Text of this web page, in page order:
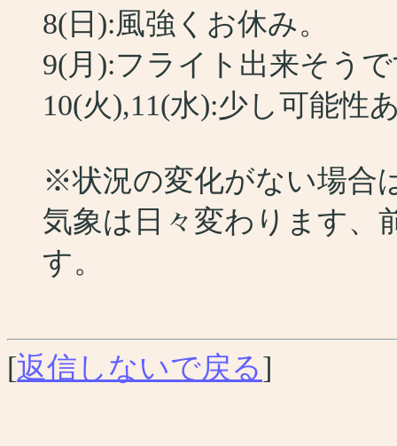
8(日):風強くお休み。
9(月):フライト出来そう
10(火),11(水):少し可能性
※状況の変化がない場合
気象は日々変わります、
す。
[返信しないで戻る]